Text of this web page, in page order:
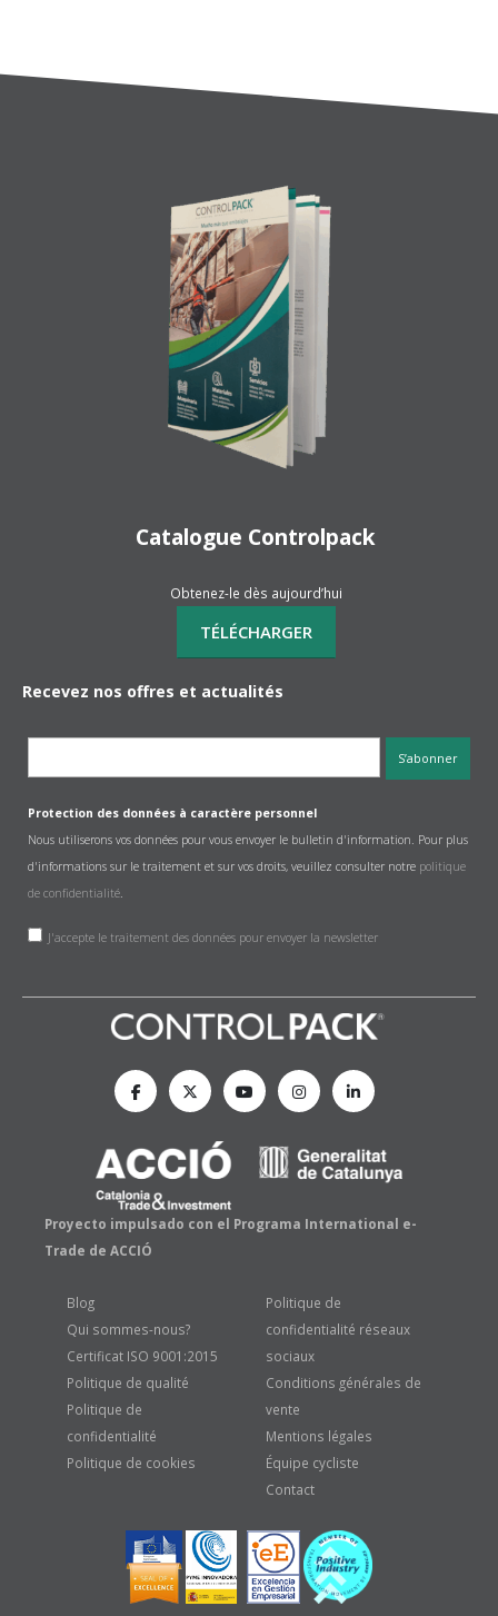
Recevez nos offres et actualités
Protection des données à caractère personnel
Nous utiliserons vos données pour vous envoyer le bulletin d'information. Pour plus
d'informations sur le traitement et sur vos droits, veuillez consulter notre politique
de confidentialité.
J'accepte le traitement des données pour envoyer la newsletter
Catalogue Controlpack
Obtenez-le dès aujourd’hui
Proyecto impulsado con el Programa International e-
Trade de ACCIÓ
Blog
Qui sommes-nous?
Certificat ISO 9001:2015
Politique de qualité
Politique de
confidentialité
Politique de cookies
Politique de
confidentialité réseaux
sociaux
Conditions générales de
vente
Mentions légales
Équipe cycliste
Contact